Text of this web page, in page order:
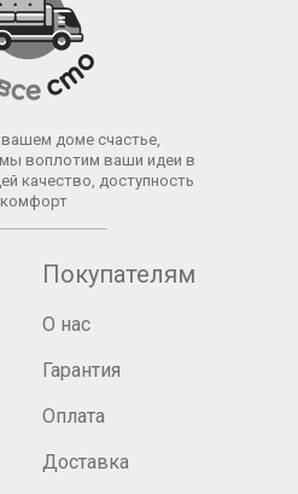
доме счастье,
воплотим ваши идеи в
качество, доступность
комфорт
Покупателям
О нас
Гарантия
Оплата
Доставка